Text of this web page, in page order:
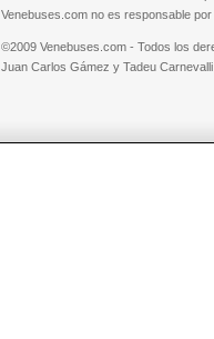
Venebuses.com no es responsable
©2009 Venebuses.com - Todos los
Juan Carlos Gámez y Tadeu Carnevalli